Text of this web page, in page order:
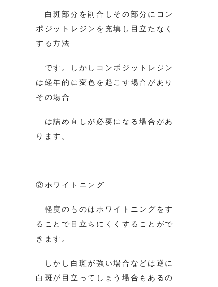
白斑部分を削合しその部分にコン
ポジットレジンを充填し目立たなく
する方法
です。しかしコンポジットレジン
は経年的に変色を起こす場合があり
その場合
は詰め直しが必要になる場合があ
ります。
②ホワイトニング
軽度のものはホワイトニングをす
ることで目立ちにくくすることがで
きます。
しかし白斑が強い場合などは逆に
白斑が目立ってしまう場合もあるの